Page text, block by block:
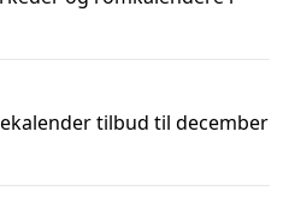
tilbud til december